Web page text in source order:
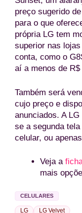
preço sugerido
para o que
própria LG tem
superior nas
conta, como o
aí a menos de R$
Também será
cujo preço e
anunciados. A
se a segunda
celular, ou
Veja a
mais
CELULARES
LG LG Velvet